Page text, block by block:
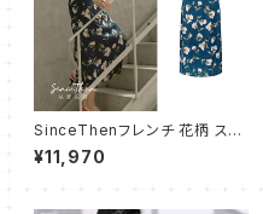
SinceThenフレンチ 花柄 スリ
ム キャミソール ワンピース ロン
グ
¥11,970